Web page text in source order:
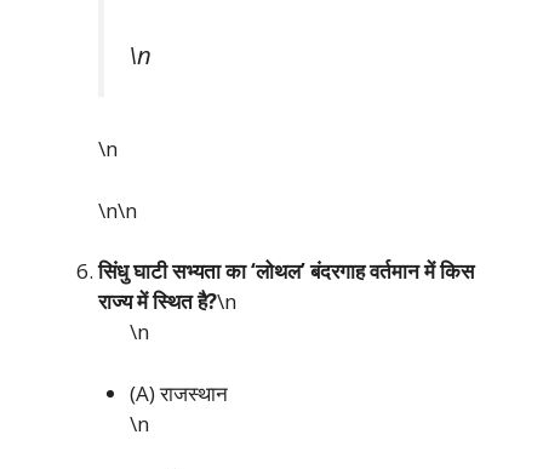
\n
\n
\n\n
सिंधु घाटी सभ्यता का ‘लोथल’ बंदरगाह वर्तमान में किस
राज्य में स्थित है?\n
\n
(A) राजस्थान
\n